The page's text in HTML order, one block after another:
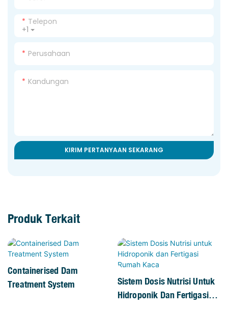
+1
Telepon
Perusahaan
Kandungan
KIRIM PERTANYAAN SEKARANG
Produk Terkait
Containerised Dam
Treatment System
Sistem Dosis Nutrisi Untuk
Hidroponik Dan Fertigasi